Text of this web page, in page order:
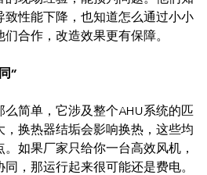
致性能下降，也知道怎么通过小小
合作，改造效果更有保障。
”
简单，它涉及整个AHU系统的匹
换热器结垢会影响换热，这些均
如果厂家只给你一台高效风机，
，那运行起来很可能还是费电。